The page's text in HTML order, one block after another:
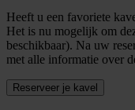
Heeft u een favoriete
Het is nu mogelijk om
beschikbaar). Na uw
met alle informatie over
Reserveer je kavel